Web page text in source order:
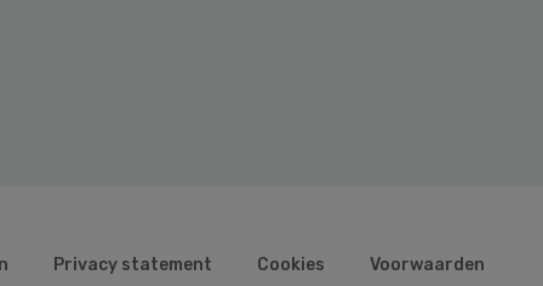
Privacy statement Cookies Voorwaarden